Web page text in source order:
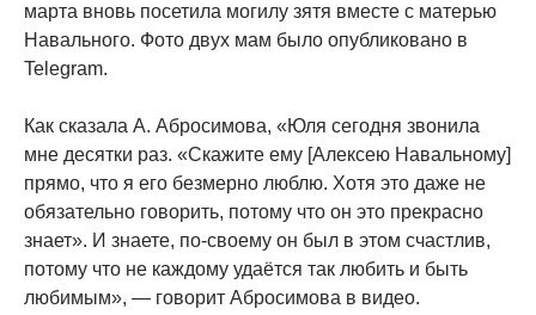
марта вновь посетила могилу зятя вместе с матерью
Навального. Фото двух мам было опубликовано в
Telegram.
Как сказала А. Абросимова, «Юля сегодня звонила
мне десятки раз. «Скажите ему [Алексею Навальному]
прямо, что я его безмерно люблю. Хотя это даже не
обязательно говорить, потому что он это прекрасно
знает». И знаете, по-своему он был в этом счастлив,
потому что не каждому удаётся так любить и быть
любимым», — говорит Абросимова в видео.